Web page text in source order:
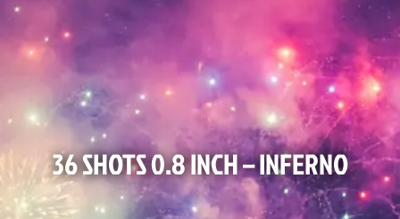
36 SHOTS 0.8 INCH – INFERNO